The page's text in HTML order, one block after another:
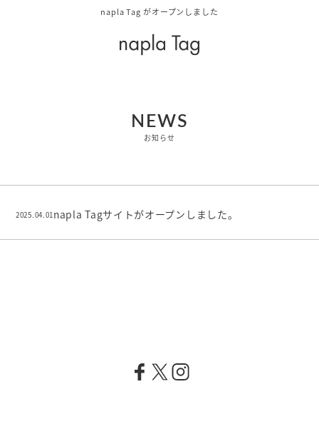
napla Tag がオープンしました
NEWS
お知らせ
2025.04.01 napla Tagサイトがオープンしました。